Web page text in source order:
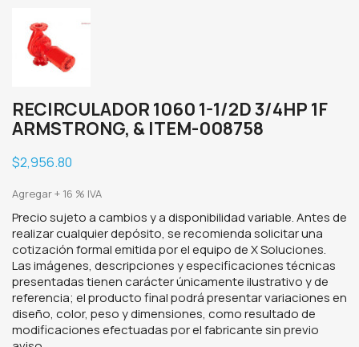
RECIRCULADOR 1060 1-1/2D 3/4HP 1F
ARMSTRONG, & ITEM-008758
$2,956.80
Agregar + 16 % IVA
Precio sujeto a cambios y a disponibilidad variable. Antes de
realizar cualquier depósito, se recomienda solicitar una
cotización formal emitida por el equipo de X Soluciones.
Las imágenes, descripciones y especificaciones técnicas
presentadas tienen carácter únicamente ilustrativo y de
referencia; el producto final podrá presentar variaciones en
diseño, color, peso y dimensiones, como resultado de
modificaciones efectuadas por el fabricante sin previo